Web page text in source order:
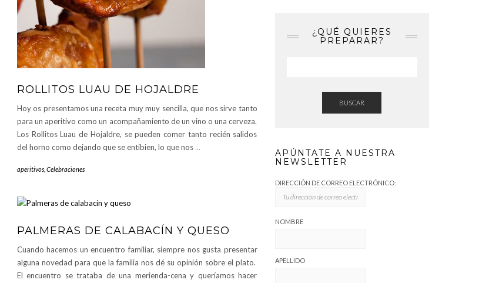
ROLLITOS LUAU DE HOJALDRE
Hoy os presentamos una receta muy muy sencilla, que nos sirve tanto
para un aperitivo como un acompañamiento de un vino o una cerveza.
Los Rollitos Luau de Hojaldre, se pueden comer tanto recién salidos
del horno como dejando que se entibien, lo que nos …
aperitivos, Celebraciones
PALMERAS DE CALABACÍN Y QUESO
Cuando hacemos un encuentro familiar, siempre nos gusta presentar
alguna novedad para que la familia nos dé su opinión sobre el plato.
El encuentro se trataba de una merienda-cena y queríamos hacer
¿QUÉ QUIERES
PREPARAR?
BUSCAR
APÚNTATE A NUESTRA
NEWSLETTER
DIRECCIÓN DE CORREO ELECTRÓNICO:
NOMBRE
APELLIDO